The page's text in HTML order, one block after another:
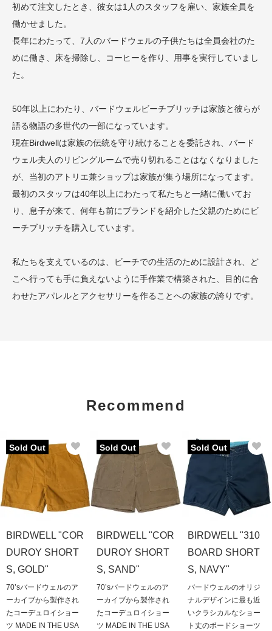
初めて注文したとき、彼女は1人のスタッフを雇い、家族全員を
働かせました。
長年にわたって、7人のバードウェルの子供たちは全員会社のた
めに働き、床を掃除し、コーヒーを作り、用事を実行していまし
た。
50年以上にわたり、バードウェルビーチブリッチは家族と彼らが
語る物語の多世代の一部になっています。
現在Birdwellは家族の伝統を守り続けることを委託され、バード
ウェル夫人のリビングルームで売り切れることはなくなりました
が、当初のアトリエ兼ショップは家族が集う場所になってます。
最初のスタッフは40年以上にわたって私たちと一緒に働いてお
り、息子が来て、何年も前にブランドを紹介した父親のためにビ
ーチブリッチを購入しています。
私たちを支えているのは、ビーチでの生活のために設計され、ど
こへ行っても手に負えないように手作業で構築された、目的に合
わせたアパレルとアクセサリーを作ることへの家族の誇りです。
Recommend
Sold Out
BIRDWELL "COR
DUROY SHORT
S, GOLD"
70’sバードウェルのア
ーカイブから製作され
たコーデュロイショー
ツ MADE IN THE USA
Sold Out
BIRDWELL "COR
DUROY SHORT
S, SAND"
70’sバードウェルのア
ーカイブから製作され
たコーデュロイショー
ツ MADE IN THE USA
Sold Out
BIRDWELL "310
BOARD SHORT
S, NAVY"
バードウェルのオリジ
ナルデザインに最も近
いクラシカルなショー
ト丈のボードショーツ